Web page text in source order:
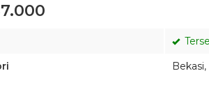
Bekasi,